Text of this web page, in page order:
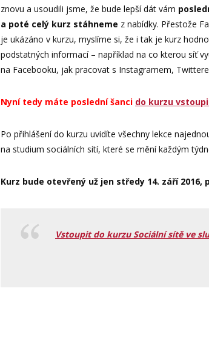
znovu a usoudili jsme, že bude lepší dát vám
a poté celý kurz stáhneme z nabídky. Přestože
je ukázáno v kurzu, myslíme si, že i tak je kurz
podstatných informací – například na co kterou síť
na Facebooku, jak pracovat s Instagramem,
Nyní tedy máte poslední šanci do kurzu
Po přihlášení do kurzu uvidíte všechny lekce
na studium sociálních sítí, které se mění každým
Kurz bude otevřený už jen středy 14. září 2016,
Vstoupit do kurzu Sociální sítě ve